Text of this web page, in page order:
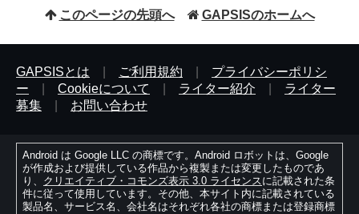
このページの先頭へ GAPSISのホームへ
GAPSISとは ご利用規約
プライバシーポリシ
ー
Cookieについて ライター紹介
ライター
募集
お問い合わせ
Android は Google LLC の商標です。Android ロボットは、Google
が作成および提供している作品から複製または変更したものであ
り、 クリエイティブ・コモンズ表示 3.0 ライセンスに記載された条
件に従って使用しています。その他、本サイト内に記載されている
製品名、サービス名、会社名はそれぞれ各社の商標または登録商標